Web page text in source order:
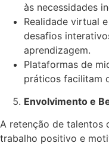
às necessidades
Realidade virtual
desafios
aprendizagem.
Plataformas de
práticos facilitam
Envolvimento e
A retenção de talentos
trabalho positivo e